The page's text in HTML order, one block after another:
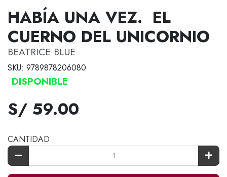
HABÍA UNA VEZ. EL
CUERNO DEL UNICORNIO
BEATRICE BLUE
SKU: 9789878206080
DISPONIBLE
S/ 59.00
CANTIDAD